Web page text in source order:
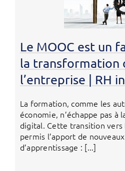
Le MOOC est un
la transformation
l’entreprise | RH
La formation, comme les
économie, n’échappe pas à
digital. Cette transition vers
permis l’apport de
d’apprentissage : [...]